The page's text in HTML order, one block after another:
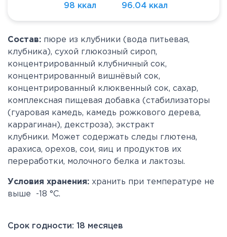
98 ккал 96.04 ккал
Состав: пюре из клубники (вода питьевая,
клубника), сухой глюкозный сироп,
концентрированный клубничный сок,
концентрированный вишнёвый сок,
концентрированный клюквенный сок, сахар,
комплексная пищевая добавка (стабилизаторы
(гуаровая камедь, камедь рожкового дерева,
каррагинан), декстроза), экстракт
клубники. Может содержать следы глютена,
арахиса, орехов, сои, яиц и продуктов их
переработки, молочного белка и лактозы.
Условия хранения: хранить при температуре не
выше -18 °С.
Срок годности: 18 месяцев